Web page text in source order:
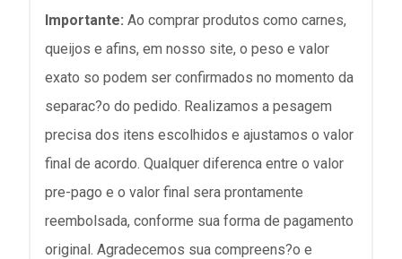
Importante: Ao comprar produtos como carnes,
queijos e afins, em nosso site, o peso e valor
exato so podem ser confirmados no momento da
separac?o do pedido. Realizamos a pesagem
precisa dos itens escolhidos e ajustamos o valor
final de acordo. Qualquer diferenca entre o valor
pre-pago e o valor final sera prontamente
reembolsada, conforme sua forma de pagamento
original. Agradecemos sua compreens?o e